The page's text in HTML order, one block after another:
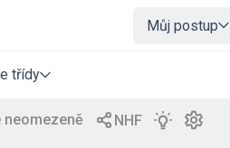
Můj postup
třídy